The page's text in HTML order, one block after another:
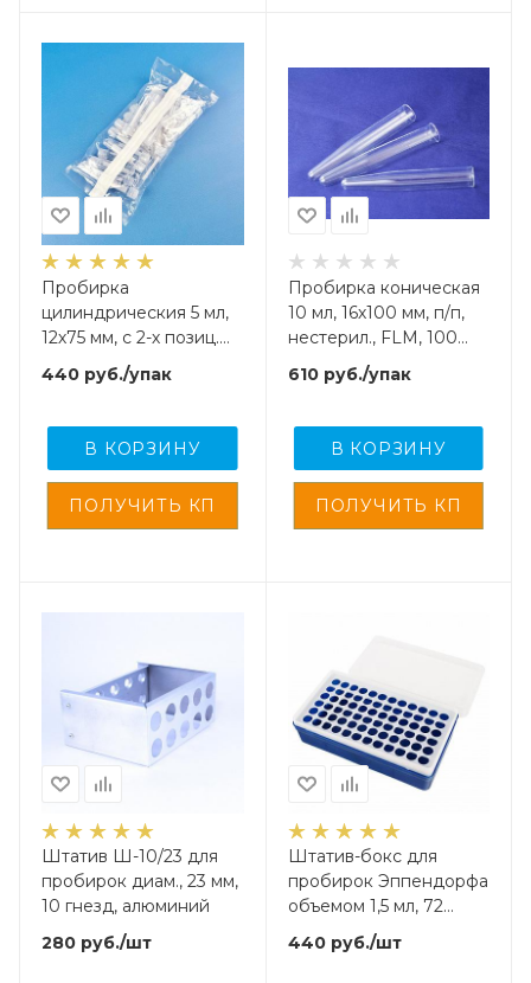
Пробирка
цилиндрическия 5 мл,
12х75 мм, с 2-х позиц.
пробкой, стерильная, с
делениями,
440 руб./упак
В КОРЗИНУ
Пробирка коническая
10 мл, 16х100 мм, п/п,
нестерил., FLM, 100
610руб./упак
В КОРЗИНУ
Штатив Ш-10/23 для
пробирок диам., 23 мм,
10 гнезд, алюминий
280 руб./шт
Штатив-бокс для
пробирок Эппендорфа
объемом 1,5 мл, 72
гнезд, п/п
440руб./шт